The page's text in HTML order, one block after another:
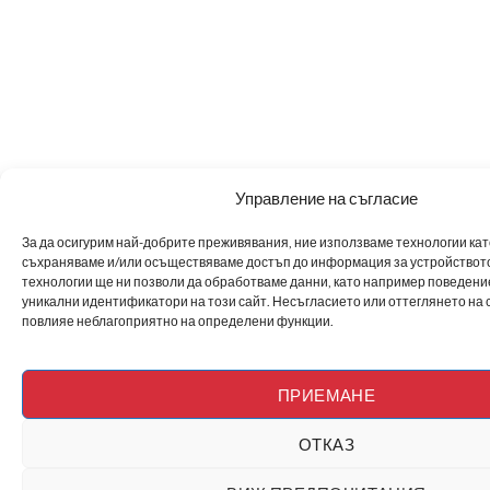
Управление на съгласие
За да осигурим най-добрите преживявания, ние използваме технологии
съхраняваме и/или осъществяваме достъп до информация за
технологии ще ни позволи да обработваме данни, като например
уникални идентификатори на този сайт. Несъгласието или оттеглянето на
повлияе неблагоприятно на определени функции.
ПРИЕМАНЕ
ОТКАЗ